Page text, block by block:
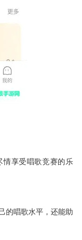
情享受唱歌竞赛的乐
的唱歌水平，还能助